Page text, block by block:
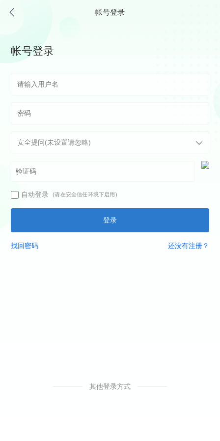
帐号登录
帐号登录
自动登录 (请在安全信任环境下启用)
登录
找回密码 还没有注册？
其他登录方式